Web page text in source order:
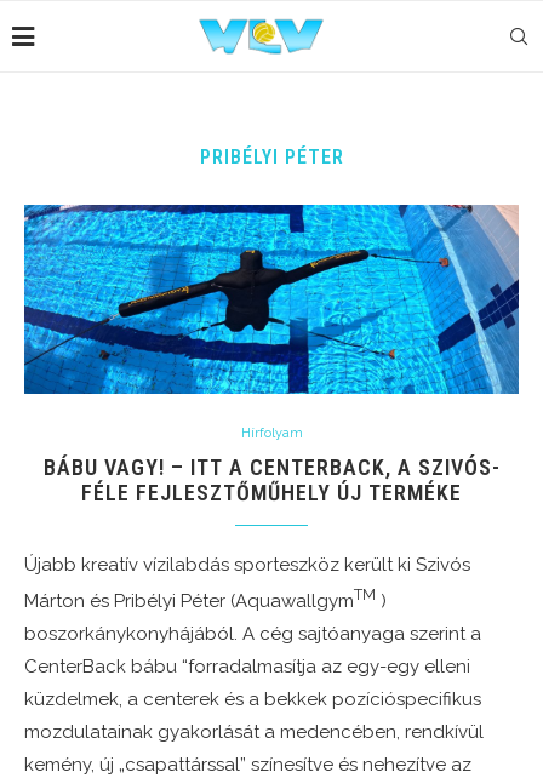
PRIBÉLYI PÉTER
Hírfolyam
BÁBU VAGY! – ITT A CENTERBACK, A SZIVÓS-
FÉLE FEJLESZTŐMŰHELY ÚJ TERMÉKE
Újabb kreatív vízilabdás sporteszköz került ki Szivós
Márton és Pribélyi Péter (AquawallgymTM )
boszorkánykonyhájából. A cég sajtóanyaga szerint a
CenterBack bábu “forradalmasítja az egy-egy elleni
küzdelmek, a centerek és a bekkek pozícióspecifikus
mozdulatainak gyakorlását a medencében, rendkívül
kemény, új „csapattárssal” színesítve és nehezítve az